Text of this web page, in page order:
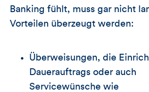
Banking fühlt, muss gar nicht
Vorteilen überzeugt werden:
Überweisungen, die
Dauerauftrags oder auch
Servicewünsche wie